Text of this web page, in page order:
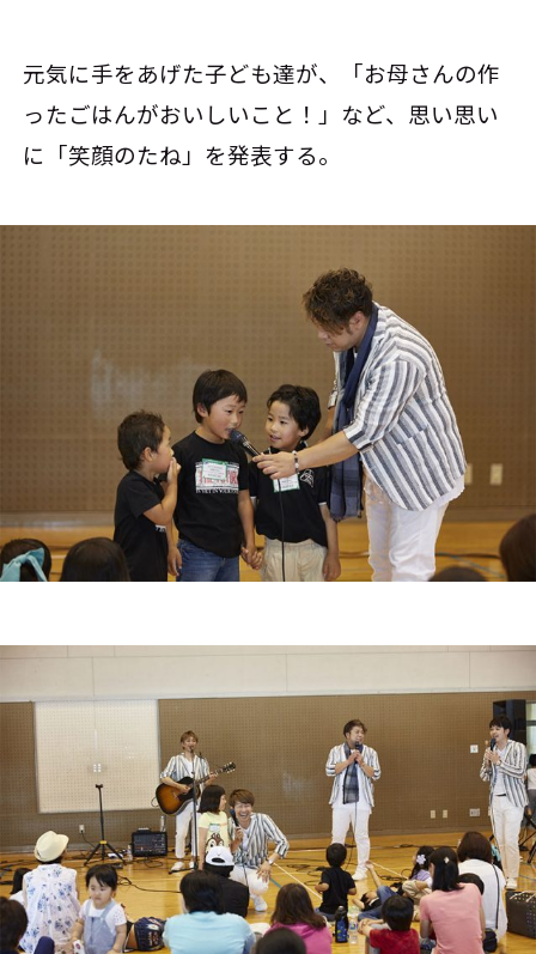
元気に手をあげた子ども達が、「お母さんの作
ったごはんがおいしいこと！」など、思い思い
に「笑顔のたね」を発表する。